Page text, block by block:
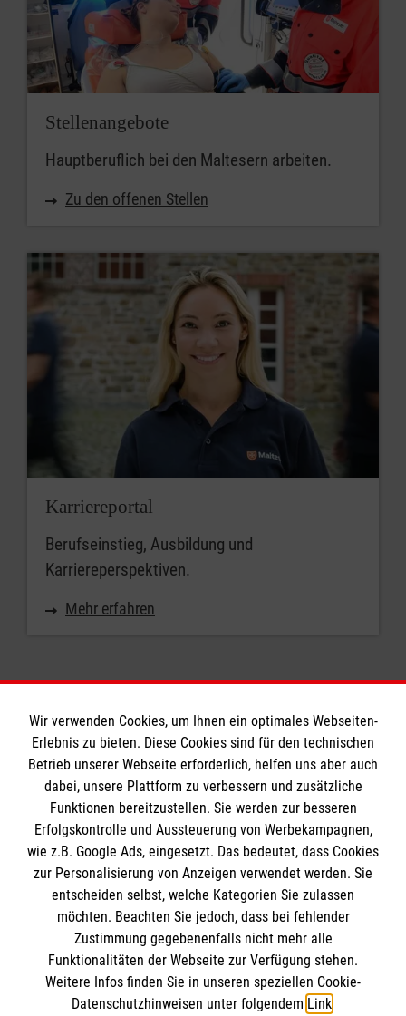
Stellenangebote
Hauptberuflich bei den Maltesern arbeiten.
Zu den offenen Stellen
Karriereportal
Berufseinstieg, Ausbildung und
Karriereperspektiven.
Mehr erfahren
Informationen
Impressum
Datenschutz
Barrierefreiheit
Kontakt
Wir Malteser
Malteser in Deutschland
Malteserorden
Sharepoint
Spendenkonto
Wir verwenden Cookies, um Ihnen ein optimales Webseiten-
Erlebnis zu bieten. Diese Cookies sind für den technischen
Betrieb unserer Webseite erforderlich, helfen uns aber auch
dabei, unsere Plattform zu verbessern und zusätzliche
Funktionen bereitzustellen. Sie werden zur besseren
Erfolgskontrolle und Aussteuerung von Werbekampagnen,
wie z.B. Google Ads, eingesetzt. Das bedeutet, dass Cookies
zur Personalisierung von Anzeigen verwendet werden. Sie
entscheiden selbst, welche Kategorien Sie zulassen
möchten. Beachten Sie jedoch, dass bei fehlender
Zustimmung gegebenenfalls nicht mehr alle
Funktionalitäten der Webseite zur Verfügung stehen.
Weitere Infos finden Sie in unseren speziellen Cookie-
Datenschutzhinweisen unter folgendem Link.